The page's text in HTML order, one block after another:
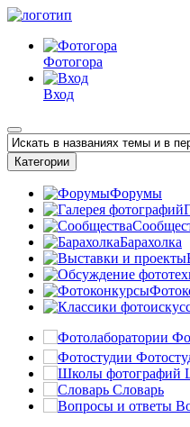
Фотогора
Вход
Категории
Форумы
Барахолка
Словарь